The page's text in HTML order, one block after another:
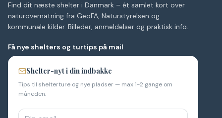
Find dit næste shelter i Danmark – ét samlet kort over
naturovernatning fra GeoFA, Naturstyrelsen og
kommunale kilder. Billeder, anmeldelser og praktisk info.
Få nye shelters og turtips på mail
Shelter-nyt i din indbakke
Tips til shelterture og nye pladser — max 1-2 gange om
måneden.